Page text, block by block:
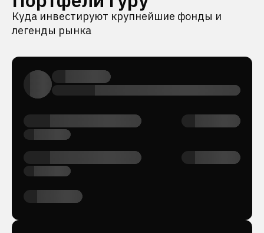
Куда инвестируют крупнейшие фонды и
легенды рынка